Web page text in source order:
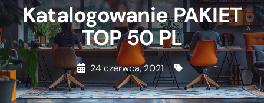
Katalogowanie PAKIET
TOP 50 PL
24 czerwca, 2021